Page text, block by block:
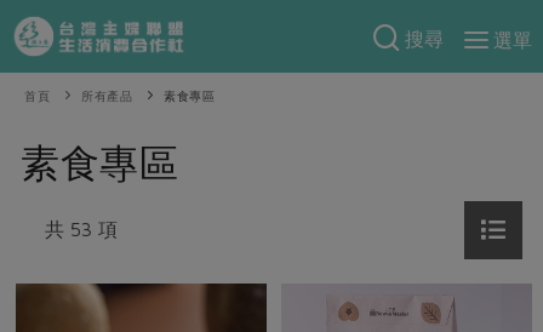
搜尋
選單
產品分類
當季蔬果
一籃菜
芽苗類
食譜料理
把最好的台灣味帶回家！
首頁 所有產品 素食專區
素食專區
共 53 項